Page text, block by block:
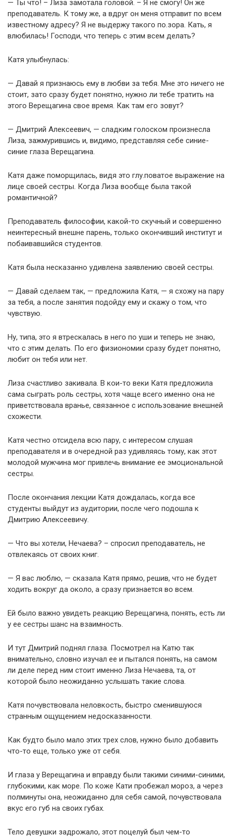
— Ты что! – Лиза замотала головой. – Я не смогу! Он же
преподаватель. К тому же, а вдруг он меня отправит по всем
известному адресу? Я не выдержу такого по.зора. Кать, я
влюбилась! Господи, что теперь с этим всем делать?
Катя улыбнулась:
— Давай я признаюсь ему в любви за тебя. Мне это ничего не
стоит, зато сразу будет понятно, нужно ли тебе тратить на
этого Верещагина свое время. Как там его зовут?
— Дмитрий Алексеевич, — сладким голоском произнесла
Лиза, зажмурившись и, видимо, представляя себе синие-
синие глаза Верещагина.
Катя даже поморщилась, видя это глу.поватое выражение на
лице своей сестры. Когда Лиза вообще была такой
романтичной?
Преподаватель философии, какой-то скучный и совершенно
неинтересный внешне парень, только окончивший институт и
побаивавшийся студентов.
Катя была несказанно удивлена заявлению своей сестры.
— Давай сделаем так, — предложила Катя, — я схожу на пару
за тебя, а после занятия подойду ему и скажу о том, что
чувствую.
Ну, типа, это я втрескалась в него по уши и теперь не знаю,
что с этим делать. По его физиономии сразу будет понятно,
любит он тебя или нет.
Лиза счастливо закивала. В кои-то веки Катя предложила
сама сыграть роль сестры, хотя чаще всего именно она не
приветствовала вранье, связанное с использование внешней
схожести.
Катя честно отсидела всю пару, с интересом слушая
преподавателя и в очередной раз удивляясь тому, как этот
молодой мужчина мог привлечь внимание ее эмоциональной
сестры.
После окончания лекции Катя дождалась, когда все
студенты выйдут из аудитории, после чего подошла к
Дмитрию Алексеевичу.
— Что вы хотели, Нечаева? – спросил преподаватель, не
отвлекаясь от своих книг.
— Я вас люблю, — сказала Катя прямо, решив, что не будет
ходить вокруг да около, а сразу признается во всем.
Ей было важно увидеть реакцию Верещагина, понять, есть ли
у ее сестры шанс на взаимность.
И тут Дмитрий поднял глаза. Посмотрел на Катю так
внимательно, словно изучал ее и пытался понять, на самом
ли деле перед ним стоит именно Лиза Нечаева, та, от
которой было неожиданно услышать такие слова.
Катя почувствовала неловкость, быстро сменившуюся
странным ощущением недосказанности.
Как будто было мало этих трех слов, нужно было добавить
что-то еще, только уже от себя.
И глаза у Верещагина и вправду были такими синими-синими,
глубокими, как море. По коже Кати пробежал мороз, а через
полминуты она, неожиданно для себя самой, почувствовала
вкус его губ на своих губах.
Тело девушки задрожало, этот поцелуй был чем-то